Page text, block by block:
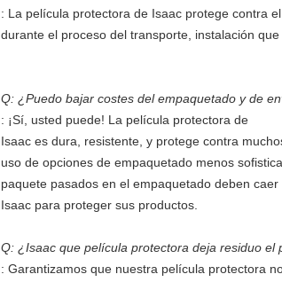
: La película protectora de Isaac protege contra
durante el proceso del transporte, instalación
Q: ¿Puedo bajar costes del empaquetado y de
: ¡Sí, usted puede! La película protectora de
Isaac es dura, resistente, y protege contra
uso de opciones de empaquetado menos
paquete pasados en el empaquetado deben
Isaac para proteger sus productos.
Q: ¿Isaac que película protectora deja residuo el
: Garantizamos que nuestra película protectora